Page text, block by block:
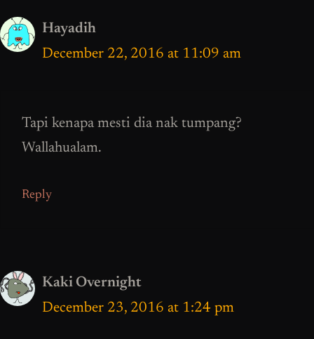
Hayadih
December 22, 2016 at 11:09 am
Tapi kenapa mesti dia nak tumpang?
Wallahualam.
Reply
Kaki Overnight
December 23, 2016 at 1:24 pm